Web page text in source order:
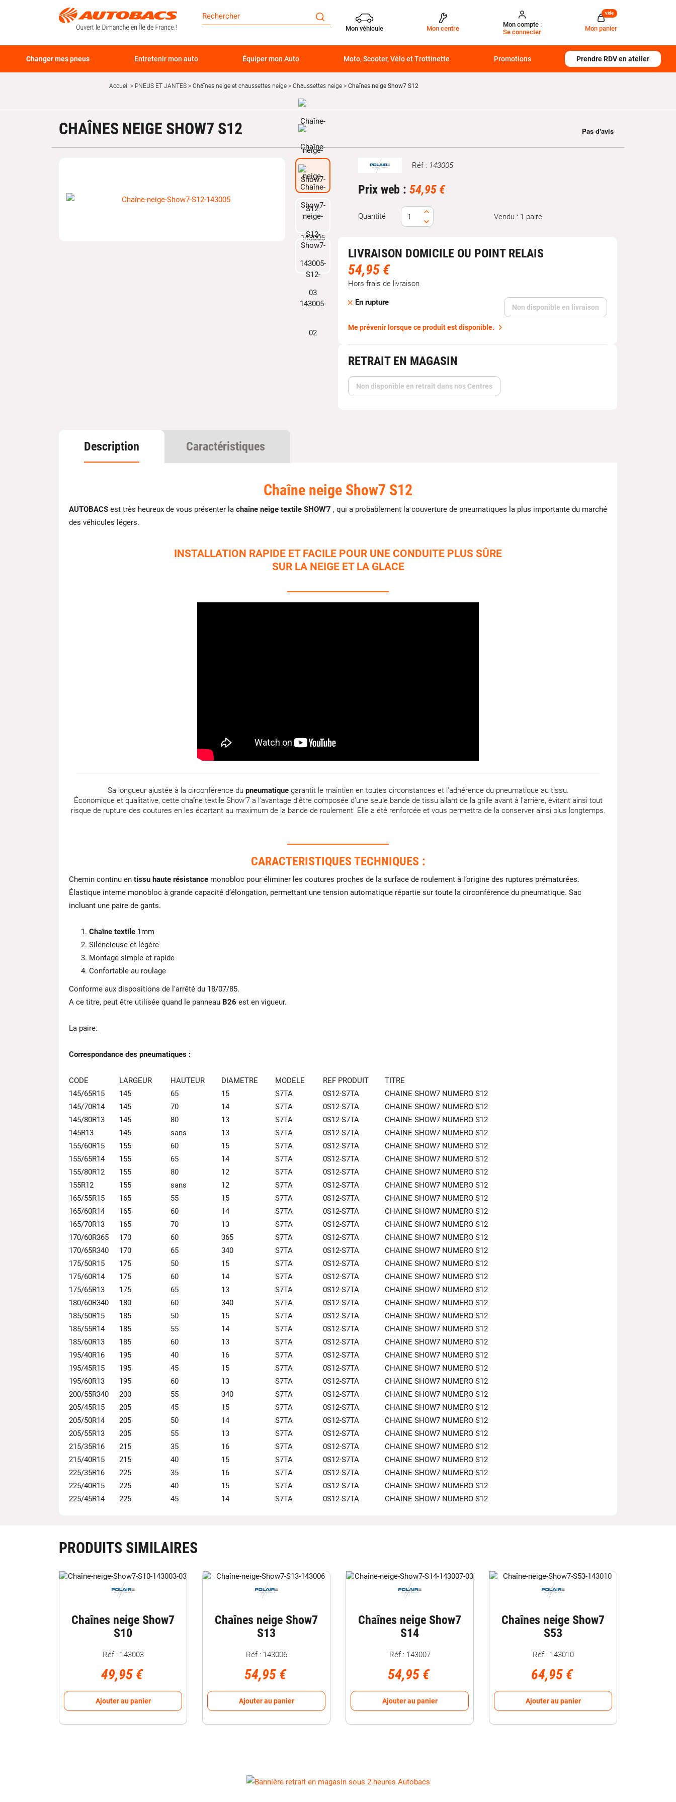
Mon véhicule Mon centre
Mon compte :
Se connecter
Mon panier
vide
Changer mes pneus Entretenir mon auto Équiper mon Auto Moto, Scooter, Vélo et Trottinette Promotions Prendre RDV en atelier
Accueil PNEUS ET JANTES Chaînes neige et chaussettes neige Chaussettes neige Chaînes neige Show7 S12
CHAÎNES NEIGE SHOW7 S12
Marque Réf : 143005
Prix web : 54,95 €
Quantité Vendu : 1 paire
LIVRAISON DOMICILE OU POINT RELAIS
54,95 €
Hors frais de livraison
En rupture
Non disponible en livraison
Me prévenir lorsque ce produit est disponible.
RETRAIT EN MAGASIN
Non disponible en retrait dans nos Centres
Description Caractéristiques
Chaîne neige Show7 S12
AUTOBACS est très heureux de vous présenter la chaîne neige textile SHOW'7 , qui a probablement la couverture de pneumatiques la plus importante du marché
des véhicules légers.
INSTALLATION RAPIDE ET FACILE POUR UNE CONDUITE PLUS SÛRE
SUR LA NEIGE ET LA GLACE
Sa longueur ajustée à la circonférence du pneumatiquegarantit le maintien en toutes circonstances et l’adhérence du pneumatique au tissu.
Économique et qualitative, cette chaîne textile Show’7 a l’avantage d’être composée d’une seule bande de tissu allant de la grille avant à l’arrière, évitant ainsi tout
risque de rupture des coutures en les écartant au maximum de la bande de roulement. Elle a été renforcée et vous permettra de la conserver ainsi plus longtemps.
CARACTERISTIQUES TECHNIQUES :
Chemin continu en tissu haute résistance monobloc pour éliminer les coutures proches de la surface de roulement à l’origine des ruptures prématurées.
Élastique interne monobloc à grande capacité d’élongation, permettant une tension automatique répartie sur toute la circonférence du pneumatique. Sac
incluant une paire de gants.
Chaîne textile 1mm
Silencieuse et légère
Montage simple et rapide
Confortable au roulage
Conforme aux dispositions de l'arrêté du 18/07/85.
A ce titre, peut être utilisée quand le panneau B26 est en vigueur.
La paire.
Correspondance des pneumatiques :
CODE LARGEUR HAUTEUR DIAMETRE MODELE REF PRODUIT
TITRE
145/65R15
145 65 15 S7TA 0S12-S7TA
CHAINE SHOW7 NUMERO S12
145/70R14
145 70 14 S7TA 0S12-S7TA
CHAINE SHOW7 NUMERO S12
145/80R13
145 80 13 S7TA 0S12-S7TA
CHAINE SHOW7 NUMERO S12
145R13
145 sans 13 S7TA 0S12-S7TA
CHAINE SHOW7 NUMERO S12
155/60R15
155 60 15 S7TA 0S12-S7TA
CHAINE SHOW7 NUMERO S12
155/65R14
155 65 14 S7TA 0S12-S7TA
CHAINE SHOW7 NUMERO S12
155/80R12
155 80 12 S7TA 0S12-S7TA
CHAINE SHOW7 NUMERO S12
155R12
155 sans 12 S7TA 0S12-S7TA
CHAINE SHOW7 NUMERO S12
165/55R15
165 55 15 S7TA 0S12-S7TA
CHAINE SHOW7 NUMERO S12
165/60R14
165 60 14 S7TA 0S12-S7TA
CHAINE SHOW7 NUMERO S12
165/70R13
165 70 13 S7TA 0S12-S7TA
CHAINE SHOW7 NUMERO S12
170/60R365
170 60 365 S7TA 0S12-S7TA
CHAINE SHOW7 NUMERO S12
170/65R340
170 65 340 S7TA 0S12-S7TA
CHAINE SHOW7 NUMERO S12
175/50R15
175 50 15 S7TA 0S12-S7TA
CHAINE SHOW7 NUMERO S12
175/60R14
175 60 14 S7TA 0S12-S7TA
CHAINE SHOW7 NUMERO S12
175/65R13
175 65 13 S7TA 0S12-S7TA
CHAINE SHOW7 NUMERO S12
180/60R340
180 60 340 S7TA 0S12-S7TA
CHAINE SHOW7 NUMERO S12
185/50R15
185 50 15 S7TA 0S12-S7TA
CHAINE SHOW7 NUMERO S12
185/55R14
185 55 14 S7TA 0S12-S7TA
CHAINE SHOW7 NUMERO S12
185/60R13
185 60 13 S7TA 0S12-S7TA
CHAINE SHOW7 NUMERO S12
195/40R16
195 40 16 S7TA 0S12-S7TA
CHAINE SHOW7 NUMERO S12
195/45R15
195 45 15 S7TA 0S12-S7TA
CHAINE SHOW7 NUMERO S12
195/60R13
195 60 13 S7TA 0S12-S7TA
CHAINE SHOW7 NUMERO S12
200/55R340
200 55 340 S7TA 0S12-S7TA
CHAINE SHOW7 NUMERO S12
205/45R15
205 45 15 S7TA 0S12-S7TA
CHAINE SHOW7 NUMERO S12
205/50R14
205 50 14 S7TA 0S12-S7TA
CHAINE SHOW7 NUMERO S12
205/55R13
205 55 13 S7TA 0S12-S7TA
CHAINE SHOW7 NUMERO S12
215/35R16
215 35 16 S7TA 0S12-S7TA
CHAINE SHOW7 NUMERO S12
215/40R15
215 40 15 S7TA 0S12-S7TA
CHAINE SHOW7 NUMERO S12
225/35R16
225 35 16 S7TA 0S12-S7TA
CHAINE SHOW7 NUMERO S12
225/40R15
225 40 15 S7TA 0S12-S7TA
CHAINE SHOW7 NUMERO S12
225/45R14
225 45 14 S7TA 0S12-S7TA CHAINE SHOW7 NUMERO S12
PRODUITS SIMILAIRES
Chaînes neige Show7
S10
Réf : 143003
49,95 €
Ajouter au panier
Chaînes neige Show7
S13
Réf : 143006
54,95 €
Ajouter au panier
Chaînes neige Show7
S14
Réf : 143007
54,95 €
Ajouter au panier
Chaînes neige Show7
S53
Réf : 143010
64,95 €
Ajouter au panier